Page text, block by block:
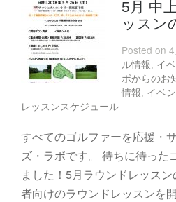
5月 中
ッスン
Posted on
ル情報, イ
ボからのお
情報, イベ
レッスンスケジュール
すべてのゴルファーを応援・
ズ・ラボです。 待ちに待った
ました！5月ラウンドレッス
者向けのラウンドレッスンを